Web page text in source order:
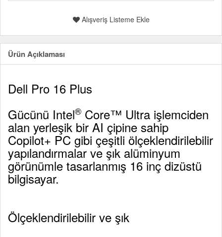
Alışveriş Listeme Ekle
Ürün Açıklaması
Dell Pro 16 Plus
Gücünü Intel® Core™ Ultra işlemciden
alan yerleşik bir AI çipine sahip
Copilot+ PC gibi çeşitli ölçeklendirilebilir
yapılandırmalar ve şık alüminyum
görünümle tasarlanmış 16 inç dizüstü
bilgisayar.
Ölçeklendirilebilir ve şık